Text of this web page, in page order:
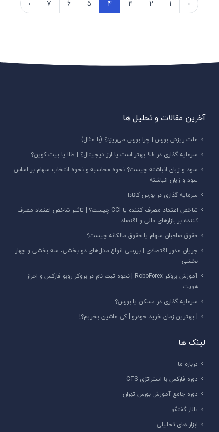
‹
1
2
3
4
5
6
7
›
آخرین مقالات و تحلیل ها
علت ریزش بورس | چرا بورس ‌می‌ریزد؟ (با مثال)
سرمایه گذاری در طلا بهتر است یا ارز دیجیتال؟ | طلا یا بیت کوین؟
سود و زیان انباشته چیست؟ نحوه محاسبه و نحوه انتخاب سهام بر اساس
سود و زیان انباشته
سرمایه گذاری در بورس کانادا
شاخص اعتماد مصرف کننده یا CCI چیست؟ | تاثیر شاخص اعتماد مصرف
کننده بر بازارهای مالی و اقتصاد
حقوق صاحبان سهام یا حقوق مالکانه چیست؟
جریان مدور اقتصادی | بررسی انواع مدل‌های دو بخشی، سه بخشی و چهار
بخشی
آموزش بروکر RoboForex | نحوه ثبت نام در بروکر روبو فارکس و احراز
هویت
سرمایه گذاری در مسکن یا بورس؟
[ بهترین زمان خرید خودرو ] کی ماشین بخریم؟!
لینک ها
درباره ما
دوره فارکس با استراتژی CTS
دوره جامع آموزش بورس تهران
تالار گفتگو
ابزار های تحلیلی